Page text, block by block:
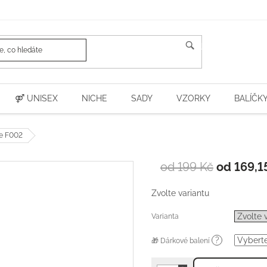
HLEDAT
⚤ UNISEX NICHE SADY VZORKY
F002
od 199 Kč od
Zvolte variantu
Varianta
🎁 Dárkové balení ?